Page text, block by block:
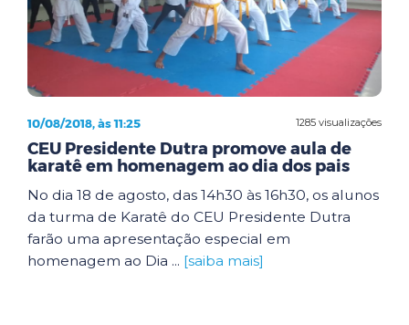
1285 visualizações
10/08/2018, às 11:25
CEU Presidente Dutra promove aula de
karatê em homenagem ao dia dos pais
No dia 18 de agosto, das 14h30 às 16h30, os alunos
da turma de Karatê do CEU Presidente Dutra
farão uma apresentação especial em
homenagem ao Dia ... [saiba mais]